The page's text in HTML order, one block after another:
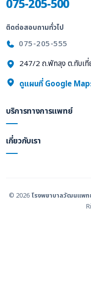
075-205-500
ติดต่อสอบถามทั่วไป
075-205-555
247/2 ถ.พัทลุง ต.ทับเที่
ดูแผนที่ Google
บริการทางการแพทย์
เกี่ยวกับเรา
© 2026 โรงพยาบาลวัฒนแพ